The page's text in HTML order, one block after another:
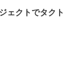
ェクトでタクト